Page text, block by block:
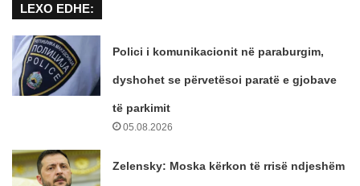
LEXO EDHE:
Polici i komunikacionit në paraburgim,
dyshohet se përvetësoi paratë e gjobave
të parkimit
05.08.2026
Zelensky: Moska kërkon të rrisë ndjeshëm